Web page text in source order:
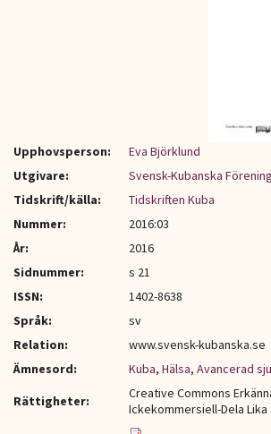
Upphovsperson:
Eva Björklund
Utgivare:
Svensk-Kubanska
Tidskrift/källa:
Tidskriften Kuba
Nummer:
2016:03
År:
2016
Sidnummer:
s 21
ISSN:
1402-8638
Språk:
sv
Relation:
www.svensk-kubanska.se
Ämnesord:
Kuba, Hälsa, Avancerad
Rättigheter:
Creative Commons
Ickekommersiell-Dela Lika